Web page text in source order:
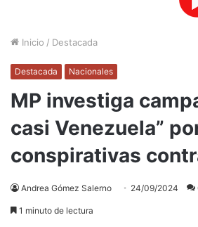
Inicio / Destacada
Destacada Nacionales
MP investiga
casi Venezuela”
conspirativas
Andrea Gómez Salerno 24/09/2024
1 minuto de lectura